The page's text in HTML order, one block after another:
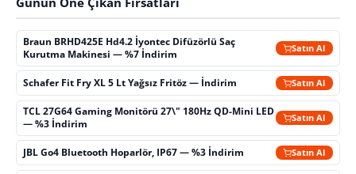
Braun BRHD425E Hd4.2 İyontec Difüzörlü Saç
Kurutma Makinesi — %7 İndirim
Satın Al
Schafer Fit Fry XL 5 Lt Yağsız Fritöz — İndirim Satın Al
TCL 27G64 Gaming Monitörü 27\" 180Hz QD-Mini LED
— %3 İndirim
Satın Al
JBL Go4 Bluetooth Hoparlör, IP67 — %3 İndirim Satın Al